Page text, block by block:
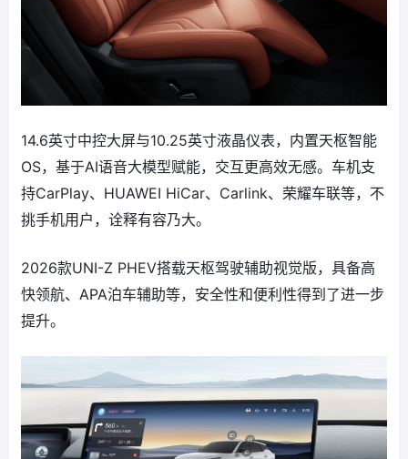
14.6英寸中控大屏与10.25英寸液晶仪表，内置天枢智能
OS，基于AI语音大模型赋能，交互更高效无感。车机支
持CarPlay、HUAWEI HiCar、Carlink、荣耀车联等，不
挑手机用户，诠释有容乃大。
2026款UNI-Z PHEV搭载天枢驾驶辅助视觉版，具备高
快领航、APA泊车辅助等，安全性和便利性得到了进一步
提升。